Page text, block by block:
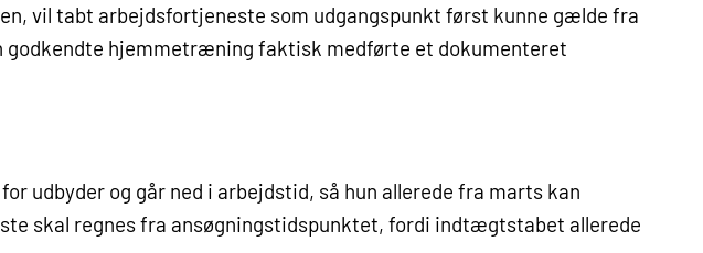
vil tabt arbejdsfortjeneste som udgangspunkt først kunne gælde fra
godkendte hjemmetræning faktisk medførte et dokumenteret
udbyder og går ned i arbejdstid, så hun allerede fra marts kan
skal regnes fra ansøgningstidspunktet, fordi indtægtstabet allerede